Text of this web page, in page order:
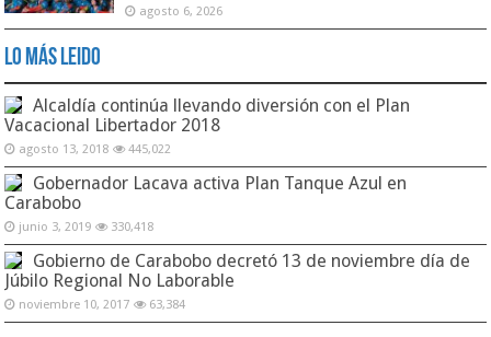
agosto 6, 2026
Lo Más Leido
Alcaldía continúa llevando diversión con el Plan
Vacacional Libertador 2018
agosto 13, 2018 445,022
Gobernador Lacava activa Plan Tanque Azul en
Carabobo
junio 3, 2019 330,418
Gobierno de Carabobo decretó 13 de noviembre día de
Júbilo Regional No Laborable
noviembre 10, 2017 63,384